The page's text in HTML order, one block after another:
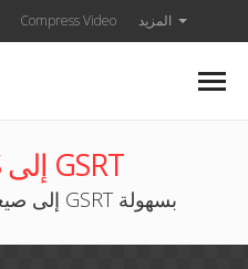
Compress Video المزيد
محول CVS إلى GSRT
انقل تسجيلات CVS إلى صيغة GSRT بسهولة